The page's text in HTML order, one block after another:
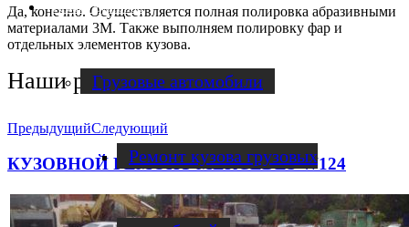
Ремонт фургонов
Грузовые автомобили
Ремонт кузова грузовых
Да, конечно. Осуществляется полная полировка абразивными
материалами 3М. Также выполняем полировку фар и
отдельных элементов кузова.
Наши работы
ПредыдущийСледующий
КУЗОВНОЙ РЕМОНТ MERCEDES W124